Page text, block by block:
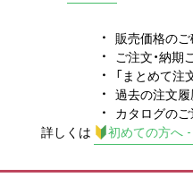
販売価格の
ご注文・納期
「まとめて注
過去の注文
カタログのご
詳しくは
初めての方へ